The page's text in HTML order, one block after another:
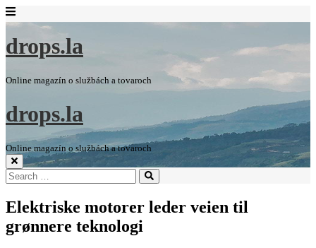
drops.la
Online magazín o službách a tovaroch
drops.la
Online magazín o službách a tovaroch
Search
for:
Search
Elektriske motorer leder veien til
grønnere teknologi